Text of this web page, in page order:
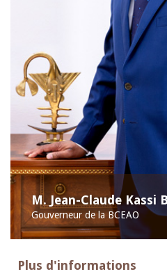
M. Jean-Claude Kassi
Gouverneur de la BCEAO
Plus d'informations